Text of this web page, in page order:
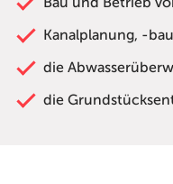
Kanalplanung, -
die
die